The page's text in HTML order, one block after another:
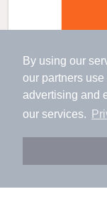
By using our
our partners use
advertising and
our services.
アプリに切
会員登録な
ディス・リヴィエ